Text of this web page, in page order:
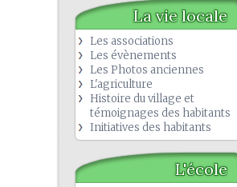
La vie locale
Les associations
Les évènements
Les Photos anciennes
L'agriculture
Histoire du village et
témoignages des habitants
Initiatives des habitants
L'école